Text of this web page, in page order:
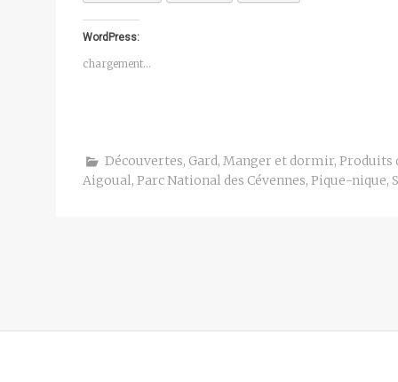
WordPress:
chargement…
Découvertes, Gard, Manger et dormir, Produits
Aigoual, Parc National des Cévennes, Pique-nique,